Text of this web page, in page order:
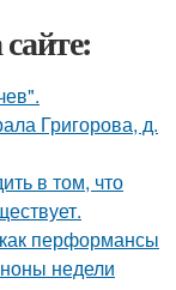
Григорова, д.
в том, что
перформансы
недели